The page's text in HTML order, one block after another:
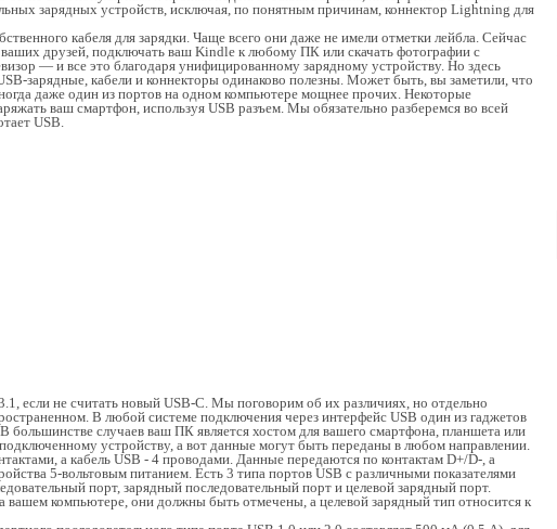
зарядных устройств, исключая, по понятным причинам, коннектор Lightning для
кабеля для зарядки. Чаще всего они даже не имели отметки лейбла. Сейчас
друзей, подключать ваш Kindle к любому ПК или скачать фотографии с
— и все это благодаря унифицированному зарядному устройству. Но здесь
зарядные, кабели и коннекторы одинаково полезны. Может быть, вы заметили, что
даже один из портов на одном компьютере мощнее прочих. Некоторые
ваш смартфон, используя USB разъем. Мы обязательно разберемся во всей
USB.
если не считать новый USB-C. Мы поговорим об их различиях, но отдельно
В любой системе подключения через интерфейс USB один из гаджетов
большинстве случаев ваш ПК является хостом для вашего смартфона, планшета или
устройству, а вот данные могут быть переданы в любом направлении.
а кабель USB - 4 проводами. Данные передаются по контактам D+/D-, а
5-вольтовым питанием. Есть 3 типа портов USB с различными показателями
порт, зарядный последовательный порт и целевой зарядный порт.
компьютере, они должны быть отмечены, а целевой зарядный тип относится к